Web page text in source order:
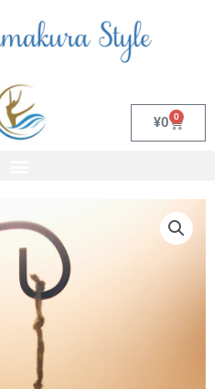
¥0 0
Cart